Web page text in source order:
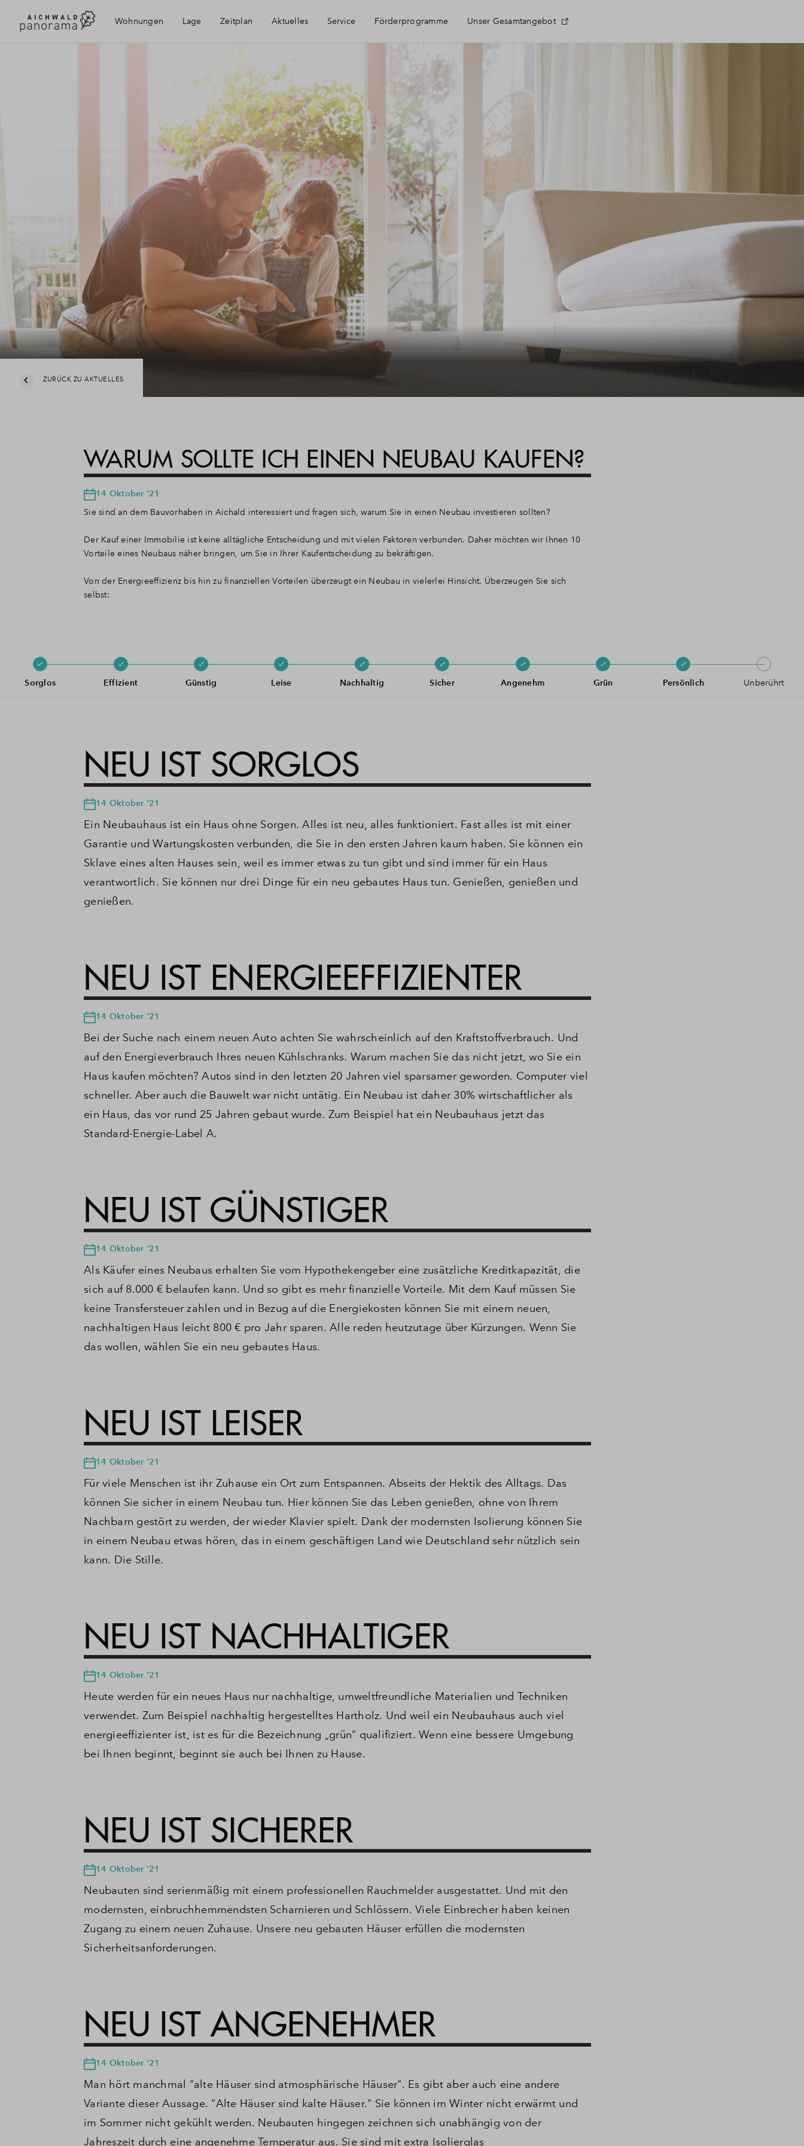
Wohnungen Lage Zeitplan Aktuelles Service
Haeufig gestellte Fragen
Kontakt
Ihr persönlicher Ansprechpartner
Förderprogramme Unser Gesamtangebot
ZURÜCK ZU AKTUELLES
WARUM SOLLTE ICH EINEN NEUBAU KAUFEN?
14 Oktober '21
Sie sind an dem Bauvorhaben in Aichald interessiert und fragen sich, warum Sie in einen Neubau investieren sollten?
Der Kauf einer Immobilie ist keine alltägliche Entscheidung und mit vielen Faktoren verbunden. Daher möchten wir Ihnen 10
Vorteile eines Neubaus näher bringen, um Sie in Ihrer Kaufentscheidung zu bekräftigen.
Von der Energieeffizienz bis hin zu finanziellen Vorteilen überzeugt ein Neubau in vielerlei Hinsicht. Überzeugen Sie sich
selbst:
Sorglos Effizient Günstig Leise Nachhaltig Sicher Angenehm Grün Persönlich Unberührt
NEU IST SORGLOS
14 Oktober '21
Ein Neubauhaus ist ein Haus ohne Sorgen. Alles ist neu, alles funktioniert. Fast alles ist mit einer
Garantie und Wartungskosten verbunden, die Sie in den ersten Jahren kaum haben. Sie können ein
Sklave eines alten Hauses sein, weil es immer etwas zu tun gibt und sind immer für ein Haus
verantwortlich. Sie können nur drei Dinge für ein neu gebautes Haus tun. Genießen, genießen und
genießen.
NEU IST ENERGIEEFFIZIENTER
14 Oktober '21
Bei der Suche nach einem neuen Auto achten Sie wahrscheinlich auf den Kraftstoffverbrauch. Und
auf den Energieverbrauch Ihres neuen Kühlschranks. Warum machen Sie das nicht jetzt, wo Sie ein
Haus kaufen möchten? Autos sind in den letzten 20 Jahren viel sparsamer geworden. Computer viel
schneller. Aber auch die Bauwelt war nicht untätig. Ein Neubau ist daher 30% wirtschaftlicher als
ein Haus, das vor rund 25 Jahren gebaut wurde. Zum Beispiel hat ein Neubauhaus jetzt das
Standard-Energie-Label A.
NEU IST GÜNSTIGER
14 Oktober '21
Als Käufer eines Neubaus erhalten Sie vom Hypothekengeber eine zusätzliche Kreditkapazität, die
sich auf 8.000 € belaufen kann. Und so gibt es mehr finanzielle Vorteile. Mit dem Kauf müssen Sie
keine Transfersteuer zahlen und in Bezug auf die Energiekosten können Sie mit einem neuen,
nachhaltigen Haus leicht 800 € pro Jahr sparen. Alle reden heutzutage über Kürzungen. Wenn Sie
das wollen, wählen Sie ein neu gebautes Haus.
NEU IST LEISER
14 Oktober '21
Für viele Menschen ist ihr Zuhause ein Ort zum Entspannen. Abseits der Hektik des Alltags. Das
können Sie sicher in einem Neubau tun. Hier können Sie das Leben genießen, ohne von Ihrem
Nachbarn gestört zu werden, der wieder Klavier spielt. Dank der modernsten Isolierung können Sie
in einem Neubau etwas hören, das in einem geschäftigen Land wie Deutschland sehr nützlich sein
kann. Die Stille.
NEU IST NACHHALTIGER
14 Oktober '21
Heute werden für ein neues Haus nur nachhaltige, umweltfreundliche Materialien und Techniken
verwendet. Zum Beispiel nachhaltig hergestelltes Hartholz. Und weil ein Neubauhaus auch viel
energieeffizienter ist, ist es für die Bezeichnung „grün“ qualifiziert. Wenn eine bessere Umgebung
bei Ihnen beginnt, beginnt sie auch bei Ihnen zu Hause.
NEU IST SICHERER
14 Oktober '21
Neubauten sind serienmäßig mit einem professionellen Rauchmelder ausgestattet. Und mit den
modernsten, einbruchhemmendsten Scharnieren und Schlössern. Viele Einbrecher haben keinen
Zugang zu einem neuen Zuhause. Unsere neu gebauten Häuser erfüllen die modernsten
Sicherheitsanforderungen.
NEU IST ANGENEHMER
14 Oktober '21
Man hört manchmal "alte Häuser sind atmosphärische Häuser". Es gibt aber auch eine andere
Variante dieser Aussage. "Alte Häuser sind kalte Häuser." Sie können im Winter nicht erwärmt und
im Sommer nicht gekühlt werden. Neubauten hingegen zeichnen sich unabhängig von der
Jahreszeit durch eine angenehme Temperatur aus. Sie sind mit extra Isolierglas